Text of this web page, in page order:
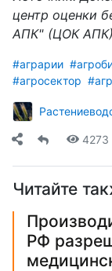
центр оценки
АПК" (ЦОК АПК)
#аграрии
#агросектор
4273
Читайте
РФ